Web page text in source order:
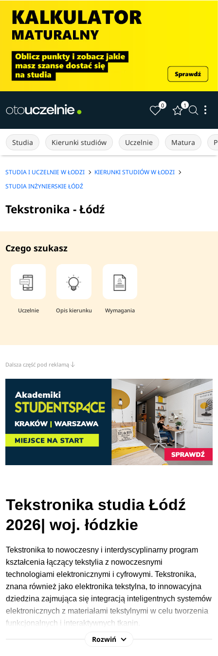
0 1
Studia Kierunki studiów Uczelnie Matura
STUDIA I UCZELNIE W ŁODZI
KIERUNKI STUDIÓW W ŁODZI
STUDIA INŻYNIERSKIE ŁÓDŹ
Tekstronika - Łódź
Czego szukasz
Uczelnie Opis kierunku Wymagania
Dalsza część pod reklamą
Tekstronika studia Łódź
2026| woj. łódzkie
Tekstronika to nowoczesny i interdyscyplinarny program
kształcenia łączący tekstylia z nowoczesnymi
technologiami elektronicznymi i cyfrowymi. Tekstronika,
znana również jako elektronika tekstylna, to innowacyjna
dziedzina zajmująca się integracją inteligentnych systemów
elektronicznych z materiałami tekstylnymi w celu tworzenia
funkcjonalnych i interaktywnych tkanin.
Rozwiń